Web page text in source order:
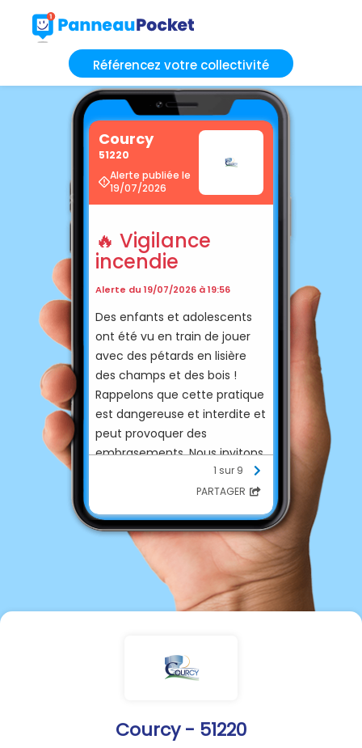
Référencez votre collectivité
Courcy - 51220
Courcy
51220
Alerte publiée le
19/07/2026
🔥 Vigilance
incendie
Alerte du 19/07/2026 à 19:56
Des enfants et adolescents
ont été vu en train de jouer
avec des pétards en lisière
des champs et des bois !
Rappelons que cette pratique
est dangereuse et interdite et
peut provoquer des
embrasements. Nous invitons
extrêmement attentifs !
Merci
1 sur 9
PARTAGER